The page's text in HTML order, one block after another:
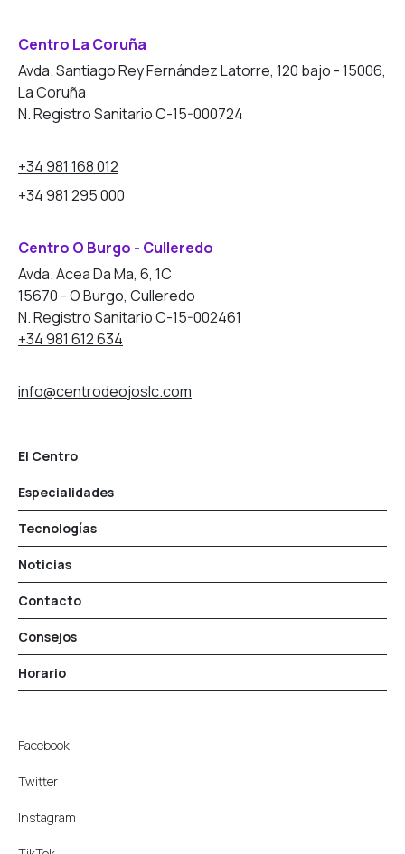
Centro La Coruña
Avda. Santiago Rey Fernández Latorre, 120 bajo - 15006,
La Coruña
N. Registro Sanitario C-15-000724
+34 981 168 012
+34 981 295 000
info@centrodeojoslc.com
Centro O Burgo - Culleredo
Avda. Acea Da Ma, 6, 1C
15670 - O Burgo, Culleredo
N. Registro Sanitario C-15-002461
+34 981 612 634
El Centro
Especialidades
Tecnologías
Noticias
Contacto
Consejos
Horario
Facebook
Twitter
Instagram